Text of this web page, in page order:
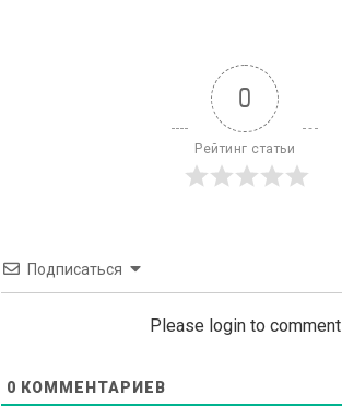
0
Рейтинг статьи
Подписаться
Please login to comment
0 КОММЕНТАРИЕВ